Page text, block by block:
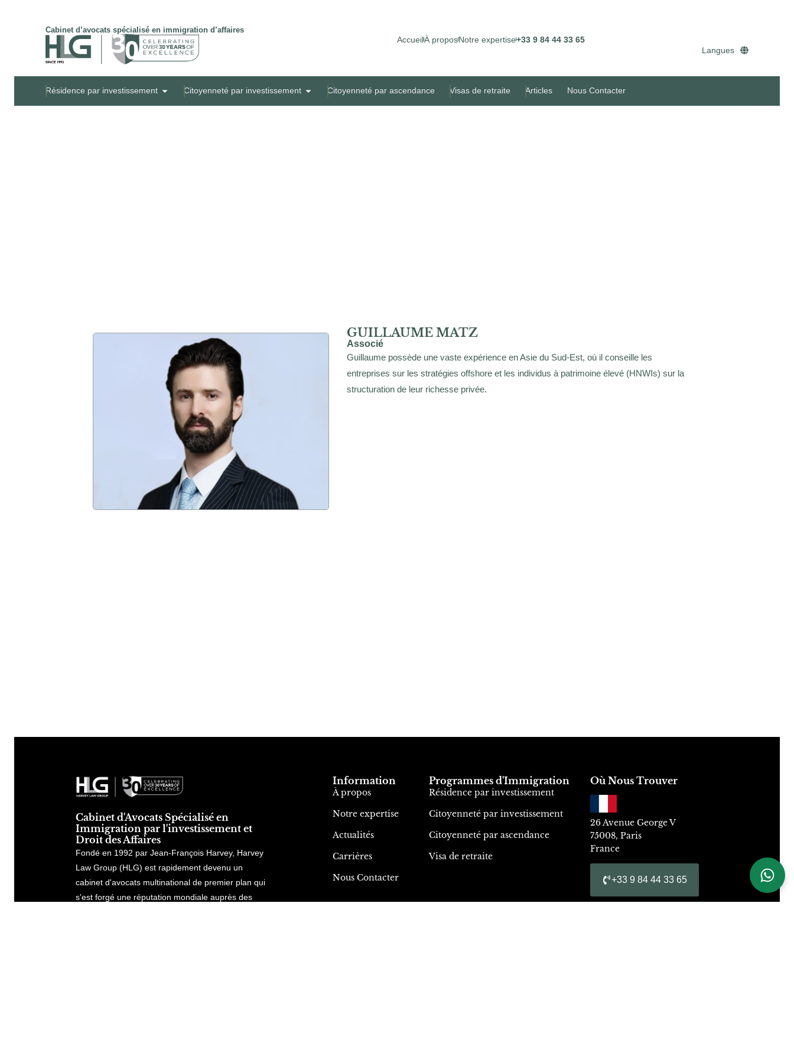
Cabinet d’avocats spécialisé en immigration d’affaires
AccueilÀ proposNotre expertise+33 9 84 44 33 65
Langues
Résidence par investissement Citoyenneté par investissement Citoyenneté par ascendance Visas de retraite Articles Nous Contacter
GUILLAUME MATZ
Associé
Guillaume possède une vaste expérience en Asie du Sud-Est, où il conseille les
entreprises sur les stratégies offshore et les individus à patrimoine élevé (HNWIs) sur la
structuration de leur richesse privée.
Cabinet d'Avocats Spécialisé en
Immigration par l'investissement et
Droit des Affaires
Fondé en 1992 par Jean-François Harvey, Harvey
Law Group (HLG) est rapidement devenu un
cabinet d'avocats multinational de premier plan qui
s'est forgé une réputation mondiale auprès des
Information
À propos
Notre expertise
Actualités
Carrières
Nous Contacter
Programmes d'Immigration
Résidence par investissement
Citoyenneté par investissement
Citoyenneté par ascendance
Visa de retraite
Où Nous Trouver
26 Avenue George V
75008, Paris
France
+33 9 84 44 33 65